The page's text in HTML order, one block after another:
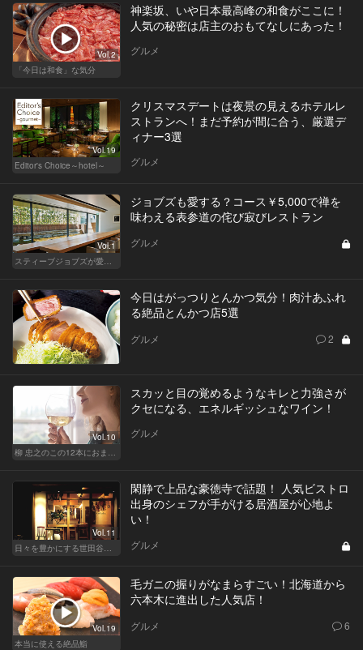
Vol.2
「今日は和食」な気分
神楽坂、いや日本最高峰の和食がここに！
人気の秘密は店主のおもてなしにあった！
グルメ
Vol.19
Editor's Choice～hotel～
クリスマスデートは夜景の見えるホテルレ
ストランへ！まだ予約が間に合う、厳選デ
ィナー3選
グルメ
Vol.1
ジョブズも愛する？コース￥5,000で禅を
味わえる表参道の侘び寂びレストラン
グルメ
今日はがっつりとんかつ気分！肉汁あふれ
る絶品とんかつ店5選
グルメ 2
Vol.10
スカッと目の覚めるようなキレと力強さが
クセになる、エネルギッシュなワイン！
グルメ
Vol.11
閑静で上品な豪徳寺で話題！ 人気ビストロ
出身のシェフが手がける居酒屋が心地よ
い！
グルメ
Vol.19
本当に使える絶品鮨
毛ガニの握りがなまらすごい！北海道から
六本木に進出した人気店！
グルメ 6